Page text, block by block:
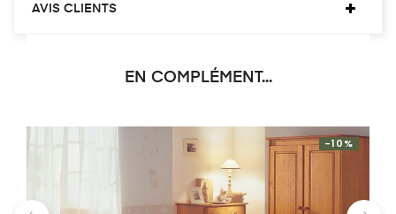
AVIS CLIENTS
EN COMPLÉMENT...
-10%